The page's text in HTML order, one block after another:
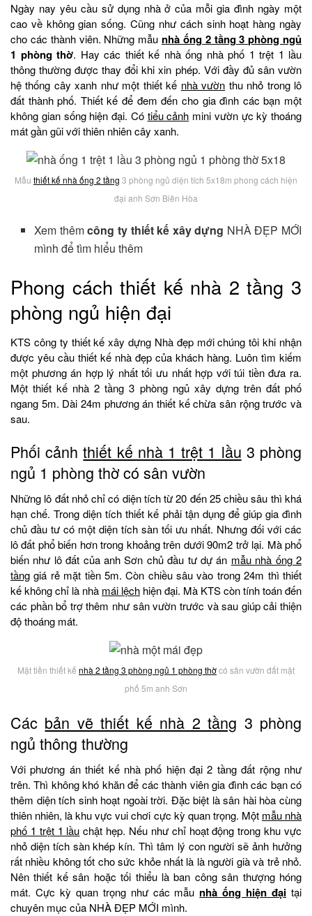
Ngày nay yêu cầu sử dụng nhà ở của mỗi gia đình ngày một
cao về không gian sống. Cũng như cách sinh hoạt hàng ngày
cho các thành viên. Những mẫu nhà ống 2 tầng 3 phòng ngủ
1 phòng thờ. Hay các thiết kế nhà ống nhà phố 1 trệt 1 lầu
thông thường được thay đổi khi xin phép. Với đầy đủ sân vườn
hệ thống cây xanh như một thiết kế nhà vườn thu nhỏ trong lô
đất thành phố. Thiết kế để đem đến cho gia đình các bạn một
không gian sống hiện đại. Có tiểu cảnh mini vườn ực kỳ thoáng
mát gần gũi với thiên nhiên cây xanh.
Mẫu thiết kế nhà ống 2 tầng 3 phòng ngủ diện tích 5x18m phong cách hiện
đại anh Sơn Biên Hòa
Xem thêmcông ty thiết kế xây dựng NHÀ ĐẸP MỚI
mình để tìm hiểu thêm
Phong cách thiết kế nhà 2 tầng 3
phòng ngủ hiện đại
KTS công ty thiết kế xây dựng Nhà đẹp mới chúng tôi khi nhận
được yêu cầu thiết kế nhà đẹp của khách hàng. Luôn tìm kiếm
một phương án hợp lý nhất tối ưu nhất hợp với túi tiền đưa ra.
Một thiết kế nhà 2 tầng 3 phòng ngủ xây dựng trên đất phố
ngang 5m. Dài 24m phương án thiết kế chừa sân rộng trước và
sau.
Phối cảnhthiết kế nhà 1 trệt 1 lầu 3 phòng
ngủ 1 phòng thờ có sân vườn
Những lô đất nhỏ chỉ có diện tích từ 20 đến 25 chiều sâu thì khá
hạn chế. Trong diện tích thiết kế phải tận dụng để giúp gia đình
chủ đầu tư có một diện tích sàn tối ưu nhất. Nhưng đối với các
lô đất phổ biến hơn trong khoảng trên dưới 90m2 trở lại. Mà phổ
biến như lô đất của anh Sơn chủ đầu tư dự án mẫu nhà ống 2
tầng giá rẻ mặt tiền 5m. Còn chiều sâu vào trong 24m thì thiết
kế không chỉ là nhà mái lệch hiện đại. Mà KTS còn tính toán đến
các phần bổ trợ thêm như sân vườn trước và sau giúp cải thiện
độ thoáng mát.
Mặt tiền thiết kế nhà 2 tầng 3 phòng ngủ 1 phòng thờcó sân vườn đất mặt
phố 5m anh Sơn
Các bản vẽ thiết kế nhà 2 tầng 3 phòng
ngủ thông thường
Với phương án thiết kế nhà phố hiện đại 2 tầng đất rộng như
trên. Thì không khó khăn để các thành viên gia đình các bạn có
thêm diện tích sinh hoạt ngoài trời. Đặc biệt là sân hài hòa cùng
thiên nhiên, là khu vực vui chơi cực kỳ quan trọng. Một mẫu nhà
phố 1 trệt 1 lầu chật hẹp. Nếu như chỉ hoạt động trong khu vực
nhỏ diện tích sàn khép kín. Thì tâm lý con người sẽ ảnh hưởng
rất nhiều không tốt cho sức khỏe nhất là là người già và trẻ nhỏ.
Nên thiết kế sân hoặc tối thiểu là ban công sân thượng hóng
mát. Cực kỳ quan trọng như các mẫu nhà ống hiện đại tại
chuyên mục của NHÀ ĐẸP MỚI mình.